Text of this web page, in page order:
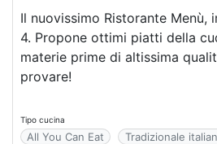
Il nuovissimo Ristorante Menù,
4. Propone ottimi piatti della
materie prime di altissima
provare!
Tipo cucina
All You Can Eat Tradizionale